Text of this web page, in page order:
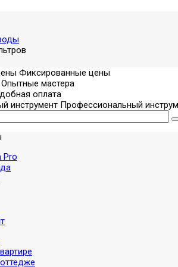
Фиксированные цены
Опытные мастера
оплата
Профессиональный
Pro